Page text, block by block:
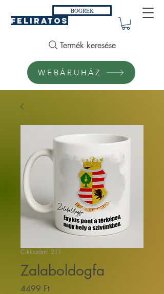
FELIRATOS
BÖGRÉK
Termék keresése
WEBÁRUHÁZ
Cikkszám: 211
Zalaboldogfa
4499 FtÁr